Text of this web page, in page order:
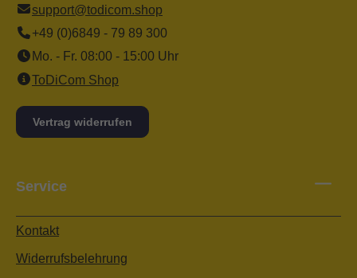
support@todicom.shop
+49 (0)6849 - 79 89 300
Mo. - Fr. 08:00 - 15:00 Uhr
ToDiCom Shop
Vertrag widerrufen
Service
Kontakt
Widerrufsbelehrung